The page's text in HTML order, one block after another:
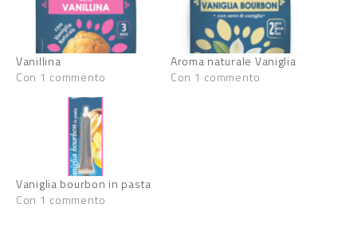
Vanillina
Con 1 commento
Aroma naturale Vaniglia
Con 1 commento
Vaniglia bourbon in pasta
Con 1 commento